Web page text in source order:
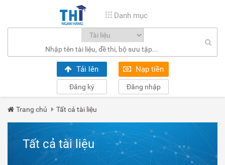
Danh mục
Tải lên Nạp tiền
Đăng ký Đăng nhập
Trang chủ Tất cả tài liệu
Tất cả tài liệu